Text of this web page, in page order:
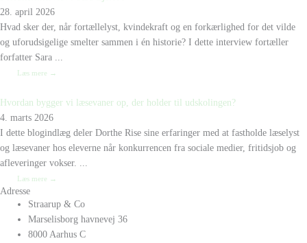
28. april 2026
Hvad sker der, når fortællelyst, kvindekraft og en forkærlighed for det vilde
og uforudsigelige smelter sammen i én historie? I dette interview fortæller
forfatter Sara ...
Læs mere →
Hvordan bygger vi læsevaner op, der holder til udskolingen?
4. marts 2026
I dette blogindlæg deler Dorthe Rise sine erfaringer med at fastholde læselyst
og læsevaner hos eleverne når konkurrencen fra sociale medier, fritidsjob og
afleveringer vokser. ...
Læs mere →
Adresse
Straarup & Co
Marselisborg havnevej 36
8000 Aarhus C